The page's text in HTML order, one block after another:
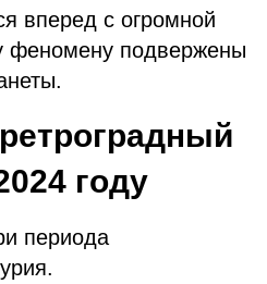
вперед с огромной
феномену подвержены
году
периода